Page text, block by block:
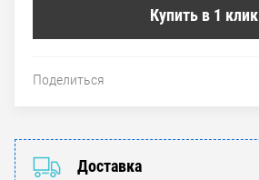
Купить в 1 клик
Поделиться
Доставка